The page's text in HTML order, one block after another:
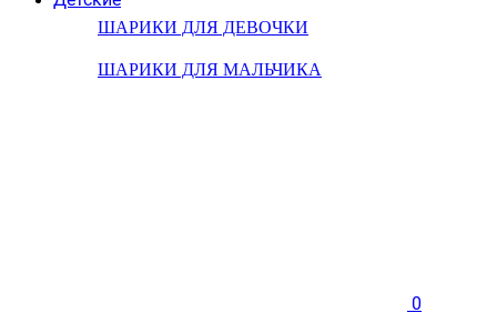
ШАРИКИ ДЛЯ ДЕВОЧКИ
ШАРИКИ ДЛЯ МАЛЬЧИКА
0